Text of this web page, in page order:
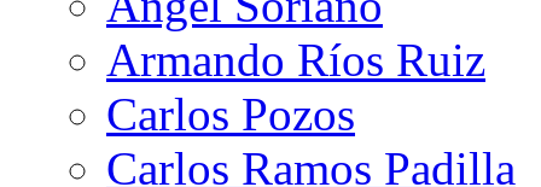
Armando Ríos Ruiz
Carlos Pozos
Carlos Ramos Padilla